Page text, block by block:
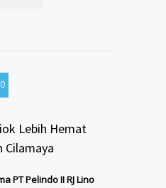
0
Lebih Hemat
Cilamaya
PT Pelindo II RJ Lino